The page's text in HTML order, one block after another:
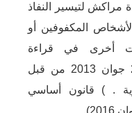
ﻟﺘﻴﺴﻴﺮ اﻟﻨﻔﺎذ
اﻟﻤﻜﻔﻮﻓﻴﻦ أو
أﺧﺮى ﻓﻲ ﻗﺮاءة
اﻟﻤﻄﺒﻮﻋﺎت، اﻟﻤﻌﺘﻤﺪة ﺑﺘﺎرﻳﺦ 27 جوان 2013 ﻣﻦ ﻗﺒﻞ
. ) ﻗﺎﻧﻮن أﺳﺎﺳﻲ